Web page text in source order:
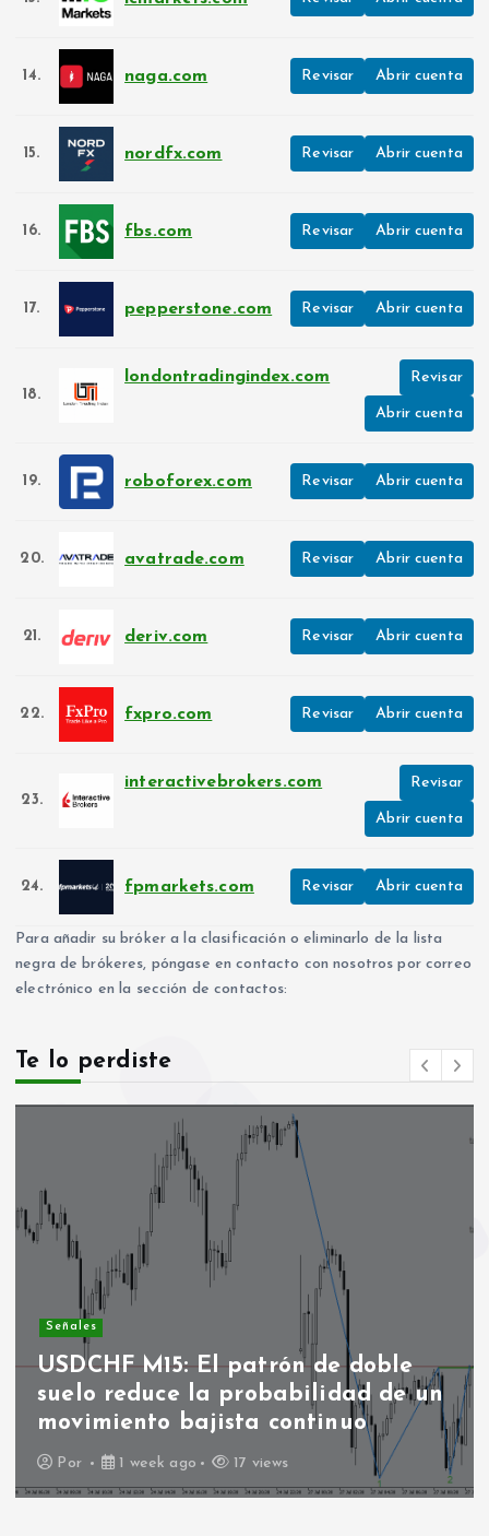
14. naga.com Revisar Abrir cuenta
15. nordfx.com Revisar Abrir cuenta
16. fbs.com Revisar Abrir cuenta
17. pepperstone.com Revisar Abrir cuenta
18.
londontradingindex.com Revisar
Abrir cuenta
19. roboforex.com Revisar Abrir cuenta
20. avatrade.com Revisar Abrir cuenta
21. deriv.com Revisar Abrir cuenta
22. fxpro.com Revisar Abrir cuenta
23.
interactivebrokers.com Revisar
Abrir cuenta
24. fpmarkets.com Revisar Abrir cuenta
Para añadir su bróker a la clasificación o eliminarlo de la lista
negra de brókeres, póngase en contacto con nosotros por correo
electrónico en la sección de contactos:
Te lo perdiste
Señales
USDCHF M15: El patrón de doble
suelo reduce la probabilidad de un
movimiento bajista continuo
Por 1 week ago 17 views